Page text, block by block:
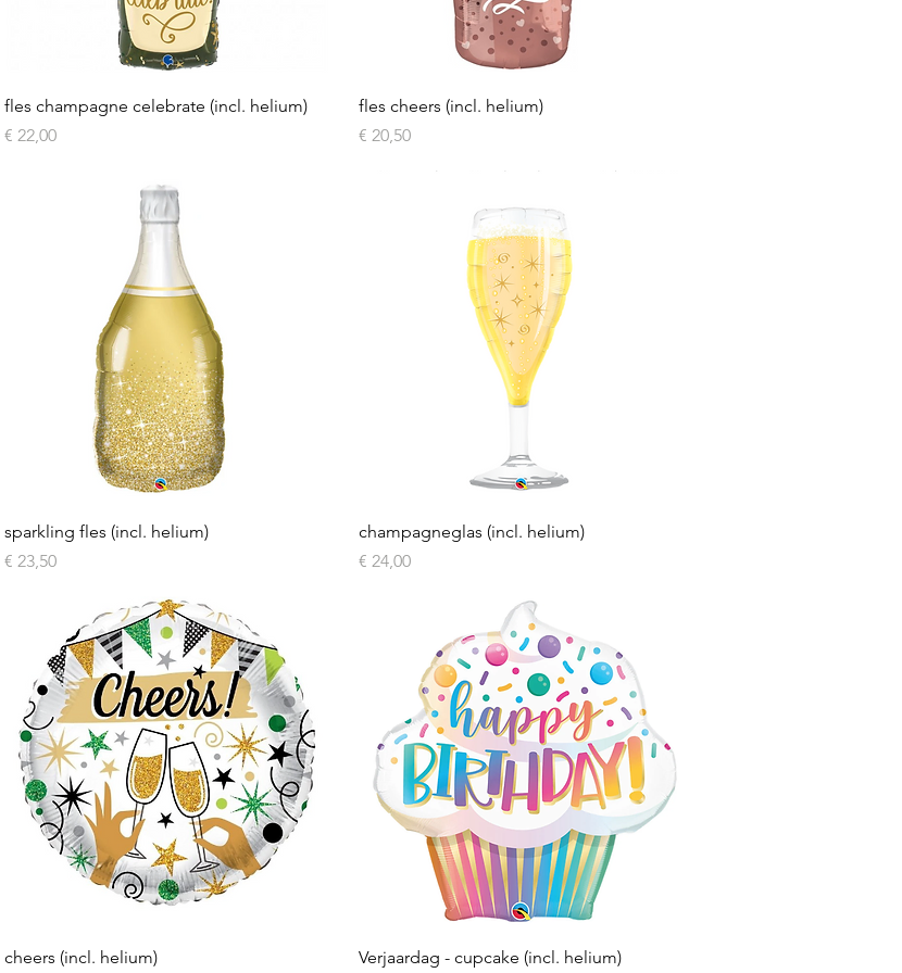
Snel overzicht
fles champagne celebrate (incl. helium)
Prijs
€ 22,00
Snel overzicht
fles cheers (incl. helium)
Prijs
€ 20,50
Snel overzicht
sparkling fles (incl. helium)
Prijs
€ 23,50
Snel overzicht
champagneglas (incl. helium)
Prijs
€ 24,00
Snel overzicht
cheers (incl. helium)
Snel overzicht
Verjaardag - cupcake (incl. helium)